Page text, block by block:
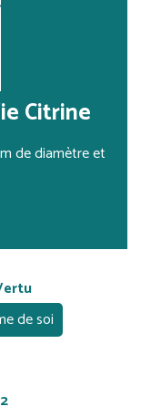
Citrine
de diamètre et
de soi